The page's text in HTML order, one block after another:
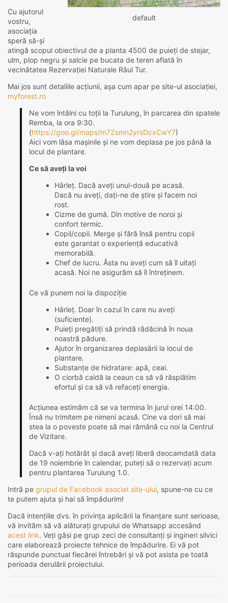
default
Cu ajutorul
vostru,
asociația
speră să-și
atingă scopul obiectivul de a planta 4500 de puieți de stejar,
ulm, plop negru și salcie pe bucata de teren aflată în
vecinătatea Rezervației Naturale Râul Tur.
Mai jos sunt detaliile acțiunii, așa cum apar pe site-ul asociației,
myforest.ro
Ne vom întâlni cu toții la Turulung, în parcarea din spatele
Remba, la ora 9:30.
(https://goo.gl/maps/m7Zsmn2yrsDcxCwY7)
Aici vom lăsa mașinile și ne vom deplasa pe jos până la
locul de plantare.
Ce să aveți la voi
Hârleț. Dacă aveți unul-două pe acasă.
Dacă nu aveți, dați-ne de știre și facem noi
rost.
Cizme de gumă. Din motive de noroi și
confort termic.
Copil/copii. Merge și fără însă pentru copii
este garantat o experiență educativă
memorabilă.
Chef de lucru. Ăsta nu aveți cum să îl uitați
acasă. Noi ne asigurăm să îl întreținem.
Ce vă punem noi la dispoziție
Hârleț. Doar în cazul în care nu aveți
(suficiente).
Puieți pregătiți să prindă rădăcină în noua
noastră pădure.
Ajutor în organizarea deplasării la locul de
plantare.
Substanțe de hidratare: apă, ceai.
O ciorbă caldă la ceaun ca să vă răsplătim
efortul și ca să vă refaceți energia.
Acțiunea estimăm că se va termina în jurul orei 14:00.
Însă nu trimitem pe nimeni acasă. Cine va dori să mai
stea la o poveste poate să mai rămână cu noi la Centrul
de Vizitare.
Dacă v-ați hotărât și dacă aveți liberă deocamdată data
de 19 noiembrie în calendar, puteți să o rezervați acum
pentru plantarea Turulung 1.0.
Intră pe grupul de Facebook asociat site-ului, spune-ne cu ce
te putem ajuta și hai să împădurim!
Dacă intențiile dvs. în privința aplicării la finanțare sunt serioase,
vă invităm să vă alăturați grupului de Whatsapp accesând
acest link. Veți găsi pe grup zeci de consultanți și ingineri silvici
care elaborează proiecte tehnice de împădurire. Ei vă pot
răspunde punctual fiecărei întrebări și vă pot asista pe toată
perioada derulării proiectului.